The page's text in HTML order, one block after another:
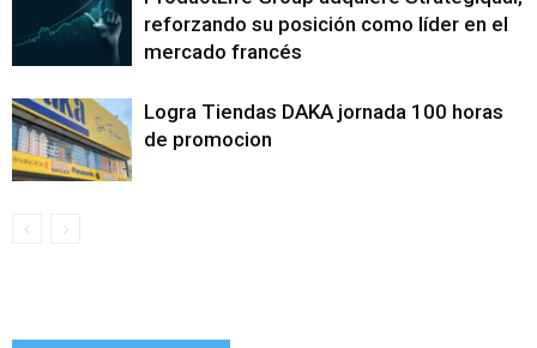
reforzando su posición como líder en el
mercado francés
Logra Tiendas DAKA jornada 100 horas
de promocion